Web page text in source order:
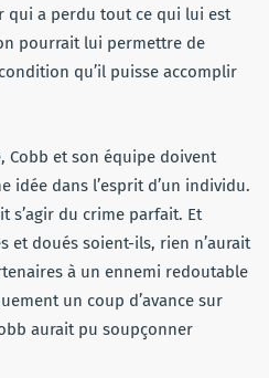
qui a perdu tout ce qui lui est
pourrait lui permettre de
qu’il puisse accomplir
Cobb et son équipe doivent
idée dans l’esprit d’un individu.
s’agir du crime parfait. Et
et doués soient-ils, rien n’aurait
à un ennemi redoutable
un coup d’avance sur
aurait pu soupçonner